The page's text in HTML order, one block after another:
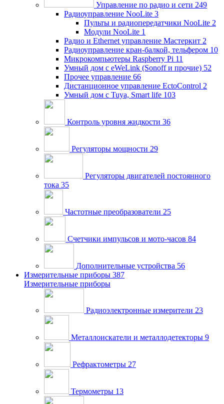
Управление по радио и сети 249
Радиоуправление NooLite 3
Пульты и радиопередатчики NooLite 2
Модули NooLite 1
Радио и Ethernet управление Мастеркит 2
Радиоуправление кран-балкой, тельфером 10
Микрокомпьютеры Raspberry Pi 11
Умный дом c eWeLink (Sonoff и прочие) 52
Прочее управление 66
Дистанционное управление EctoControl 2
Умный дом с Tuya, Smart life 103
Контроль уровня жидкости 36
Регуляторы мощности 29
Регуляторы двигателей постоянного
тока 35
Частотные преобразователи 25
Счетчики импульсов и мото-часов 84
Дополнительные устройства 56
Измерительные приборы 387
Измерительные приборы
Радиоэлектронные измерители 23
Металлоискатели и металлодетекторы 9
Рефрактометры 27
Термометры 13